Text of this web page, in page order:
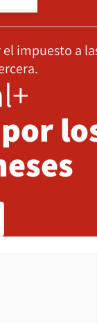
impuesto a